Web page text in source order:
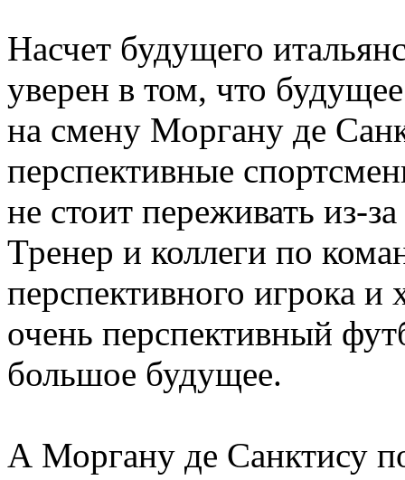
Насчет будущего
уверен в том, что
на смену Моргану де
перспективные
не стоит переживать из-
Тренер и коллеги по
перспективного игрока
очень перспективный
большое будущее.
А Моргану де Санктису